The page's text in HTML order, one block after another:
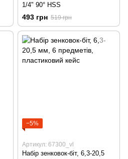
1/4" 90° HSS
493 грн 519 грн
−5%
Артикул: 67300_vl
Набір зенковок-біт, 6,3-20,5